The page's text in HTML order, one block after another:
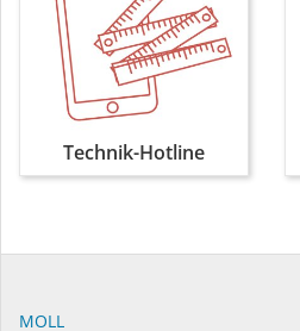
Technik-Hotline
MOLL